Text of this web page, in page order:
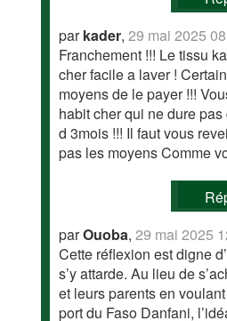
parkader,29 mai 2025
Franchement !!! Le tissu
cher facile a laver !
moyens de le payer !!!
habit cher qui ne dure
d 3mois !!! Il faut vous
pas les moyens Comme
parOuoba,29 mai 2025
Cette réflexion est digne
s’y attarde. Au lieu de
et leurs parents en
port du Faso Danfani,